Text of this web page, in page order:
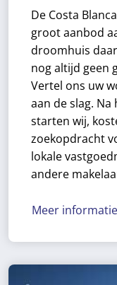
De Costa
groot aanbod
droomhuis
nog altijd geen
Vertel ons uw
aan de slag.
starten wij,
zoekopdracht
lokale
andere
Meer informatie